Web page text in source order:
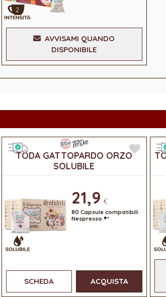
2
AVVISAMI QUANDO
DISPONIBILE
TODA GATTOPARDO ORZO
SOLUBILE
21,9 €
80 Capsule compatibili
Nespresso ®*
SCHEDA ACQUISTA